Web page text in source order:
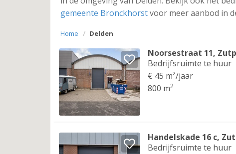
gemeente Bronckhorstvoor meer aanbod in
Home Delden
Noorsestraat 11,
Bedrijfsruimte te huur
€ 45 m²/jaar
800 m2
Handelskade 16 c,
Bedrijfsruimte te huur